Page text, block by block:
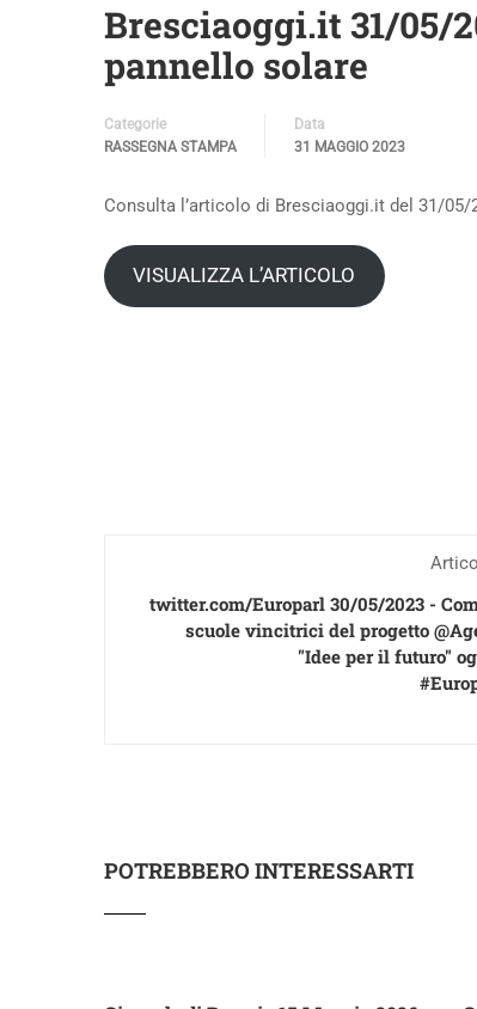
Bresciaoggi.it 31/05/
pannello solare
Categorie
RASSEGNA STAMPA
Data
31 MAGGIO 2023
Consulta l’articolo di Bresciaoggi.it del 31/05/
VISUALIZZA L’ARTICOLO
twitter.com/Europarl 30/05/2023 -
scuole vincitrici del progetto
"Idee per il futuro"
POTREBBERO INTERESSARTI